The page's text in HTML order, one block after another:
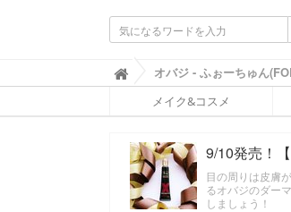
ふ
ぉ
ち
ん
(
F
O
オバジ - ふぉーちゅん
メイク&コスメ
9/10発売！
目の周りは皮膚
るオバジのダー
しましょう！